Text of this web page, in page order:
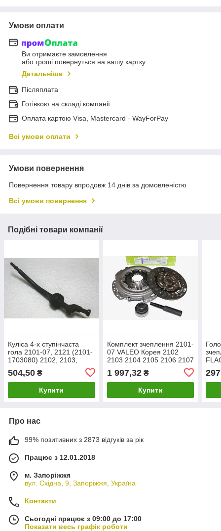
Умови оплати
Ви отримаєте замовлення
або гроші повернуться на вашу картку
Детальніше
Післяплата
Готівкою на складі компанії
Оплата картою Visa, Mastercard - WayForPay
Всі умови оплати
Умови повернення
Повернення товару впродовж 14 днів за домовленістю
Всі умови повернення
Подібні товари компанії
Куліса 4-х ступінчаста
гола 2101-07, 2121 (2101-
1703080) 2102, 2103,
504,50 ₴
Купити
Комплект зчеплення 2101-
07 VALEO Корея 2102
2103 2104 2105 2106 2107
1 997,32₴
Купити
Про нас
99% позитивних з 2873 відгуків за рік
Працює з 12.01.2018
м. Запоріжжя
вул. Східна, 9, Запоріжжя, Україна
Контакти
Сьогодні працює з 09:00 до 17:00
Показати весь графік роботи